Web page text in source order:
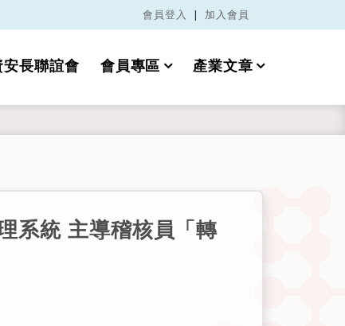
會員登入 | 加入會員
安長聯誼會 會員專區 產業文章
系統 主導稽核員「轉